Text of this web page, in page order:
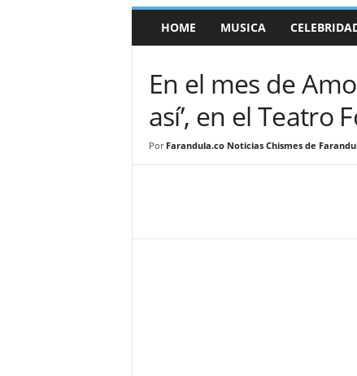
a
a
N
HOME MUSICA
En el mes de
así’, en el Teatro
Por Farandula.co Noticias Chismes de